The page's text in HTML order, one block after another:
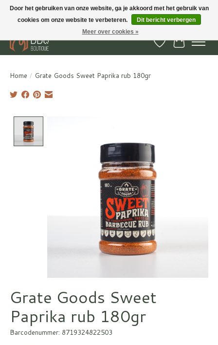
BBQ Boutique - Gratis verzenden en afhalen in Hedel en Kesteren
Verlanglijst
Home / Grate Goods Sweet Paprika rub 180gr
Grate Goods Sweet
Paprika rub 180gr
Barcodenummer: 8719324822503
Door het gebruiken van onze website, ga je akkoord met het gebruik van
cookies om onze website te verbeteren.
Dit bericht verbergen
Meer over cookies »